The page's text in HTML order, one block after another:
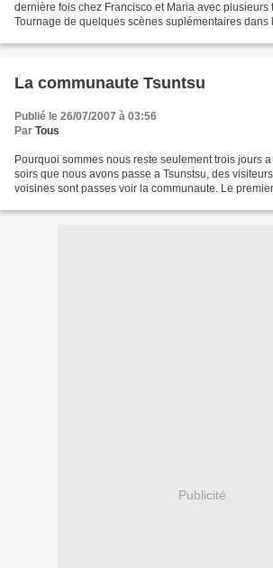
dernière fois chez Francisco et Maria avec plusieurs
Tournage de quelques scènes suplémentaires
La communaute Tsuntsu
Publié le 26/07/2007 à 03:56
Par Tous
Pourquoi sommes nous reste seulement trois jours
soirs que nous avons passe a Tsunstsu, des
voisines sont passes voir la communaute. Le
Publicité